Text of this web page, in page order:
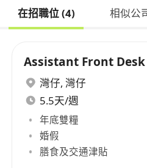
在招職位 (4) 相似公
Assistant Front
灣仔, 灣仔
5.5天/週
年底雙糧
婚假
膳食及交通津貼